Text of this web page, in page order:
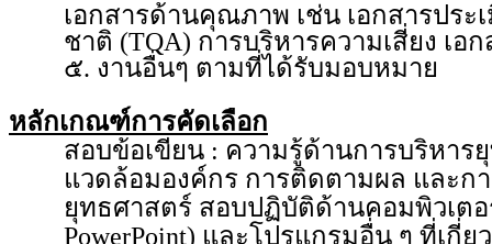
เอกสารด้านคุณภาพ เช่น เอกสารประ
ชาติ (TQA) การบริหารความเสี่ยง เ
๕. งานอื่นๆ ตามที่ได้รับมอบหมาย
หลักเกณฑ์การคัดเลือก
สอบข้อเขียน : ความรู้ด้านการบริหาร
แวดล้อมองค์กร การติดตามผล และก
ยุทธศาสตร์ สอบปฏิบัติด้านคอมพิวเตอ
PowerPoint) และโปรแกรมอื่น ๆ ที่เกี่ย